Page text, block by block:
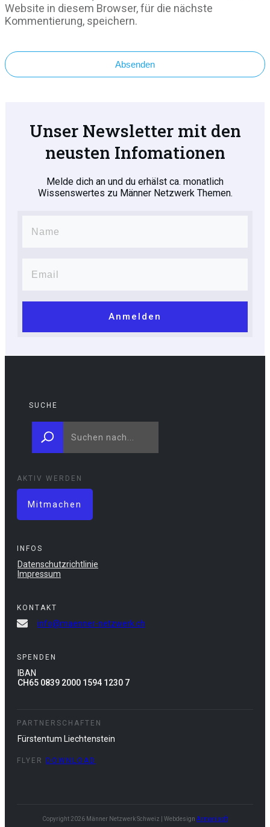
Website in diesem Browser, für die nächste
Kommentierung, speichern.
Absenden
Unser Newsletter mit den
neusten Infomationen
Melde dich an und du erhälst ca. monatlich
Wissenswertes zu Männer Netzwerk Themen.
Anmelden
SUCHE
AKTIV WERDEN
Mitmachen
INFOS
Datenschutzrichtlinie
Impressum
KONTAKT
info@maenner-netzwerk.ch
SPENDEN
IBAN
CH65 0839 2000 1594 1230 7
PARTNERSCHAFTEN
Fürstentum Liechtenstein
FLYER DOWNLOAD
Copyright 2026 Männer Netzwerk Schweiz | Webdesign Armanisoft